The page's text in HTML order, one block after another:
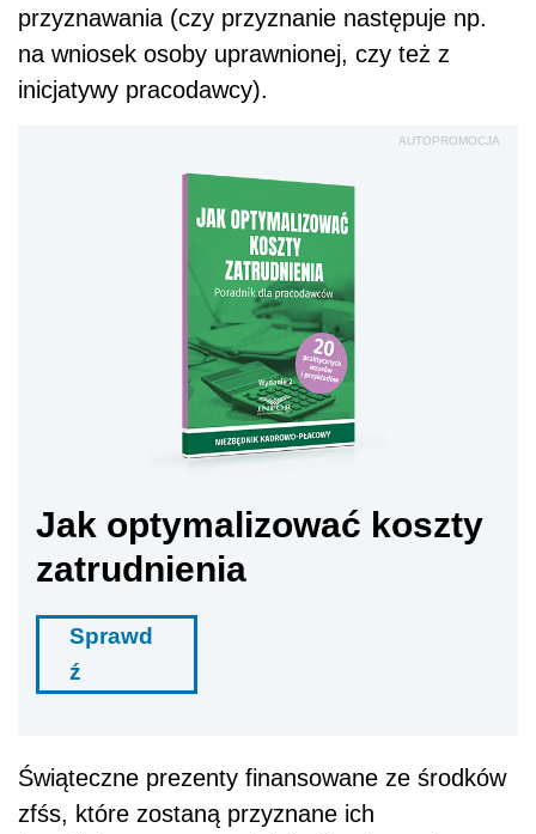
przyznawania (czy przyznanie następuje np.
na wniosek osoby uprawnionej, czy też z
inicjatywy pracodawcy).
AUTOPROMOCJA
Jak optymalizować koszty
zatrudnienia
Sprawd
ź
Świąteczne prezenty finansowane ze środków
zfśs, które zostaną przyznane ich